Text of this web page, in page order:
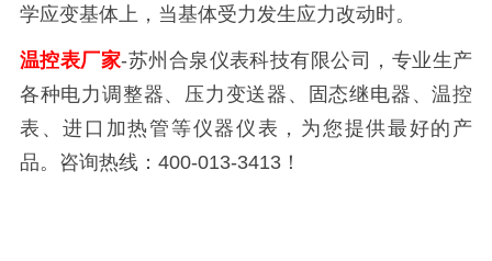
学应变基体上，当基体受力发生应力改动时。
温控表厂家-苏州合泉仪表科技有限公司，专业生产
各种电力调整器、压力变送器、固态继电器、温控
表、进口加热管等仪器仪表，为您提供最好的产
品。咨询热线：400-013-3413！